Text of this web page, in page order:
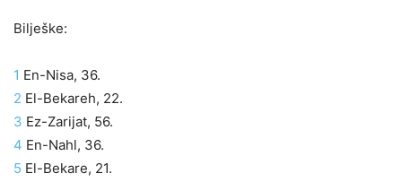
Bilješke:
1 En-Nisa, 36.
2 El-Bekareh, 22.
3 Ez-Zarijat, 56.
4 En-Nahl, 36.
5 El-Bekare, 21.